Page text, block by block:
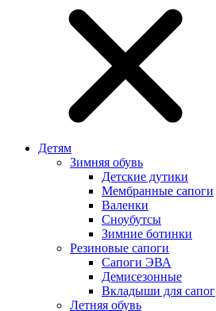
Детям
Зимняя обувь
Детские дутики
Мембранные сапоги
Валенки
Сноубутсы
Зимние ботинки
Резиновые сапоги
Сапоги ЭВА
Демисезонные
Вкладыши для сапог
Летняя обувь